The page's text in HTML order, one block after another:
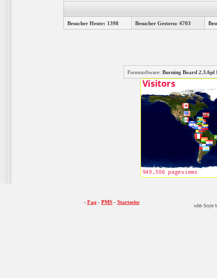
Besucher Heute: 1398 Besucher Gestern: 4703
Forensoftware: Burning Board
- Faq - PMS - Startseite
wbb Style